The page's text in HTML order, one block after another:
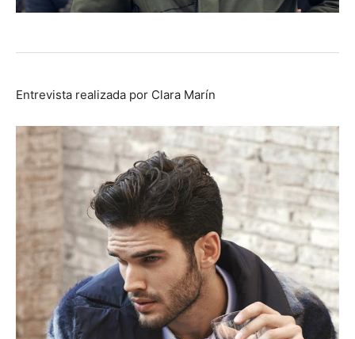
Entrevista realizada por Clara Marín